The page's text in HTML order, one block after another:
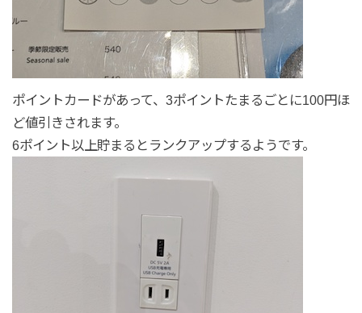
ポイントカードがあって、3ポイントたまるごとに100円ほ
ど値引きされます。
6ポイント以上貯まるとランクアップするようです。